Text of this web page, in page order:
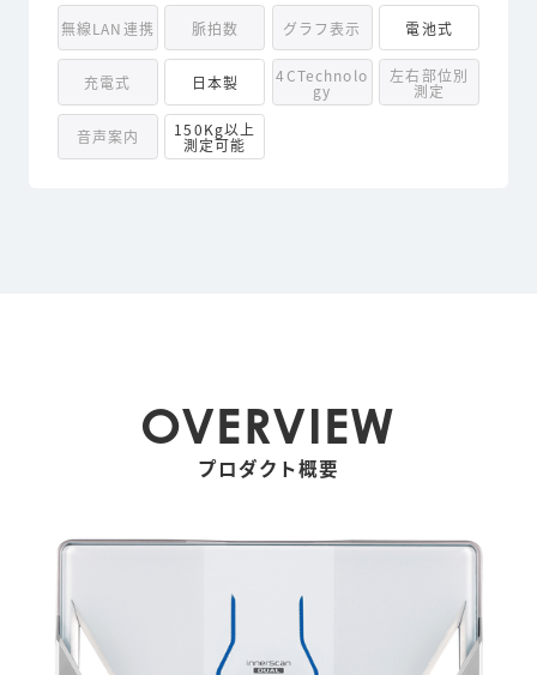
無線LAN連携 脈拍数 グラフ表示 電池式
充電式 日本製 4CTechnolo
gy
左右部位別
測定
音声案内 150Kg以上
測定可能
OVERVIEW
プロダクト概要